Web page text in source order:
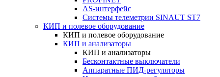
AS-интерфейс
Системы телеметрии SINAUT ST7
КИП и полевое оборудование
КИП и полевое оборудование
КИП и анализаторы
КИП и анализаторы
Бесконтактные выключатели
Аппаратные ПИД-регуляторы